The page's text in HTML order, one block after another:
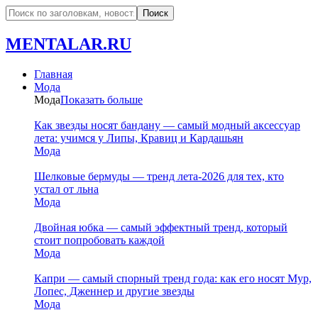
MENTALAR.RU
Главная
Мода
МодаПоказать больше
Как звезды носят бандану — самый модный аксессуар
лета: учимся у Липы, Кравиц и Кардашьян
Мода
Шелковые бермуды — тренд лета-2026 для тех, кто
устал от льна
Мода
Двойная юбка — самый эффектный тренд, который
стоит попробовать каждой
Мода
Капри — самый спорный тренд года: как его носят Мур,
Лопес, Дженнер и другие звезды
Мода